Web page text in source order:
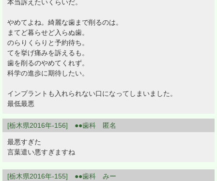
本当訴えたいくらいだ。
やめてよね。綺麗な歯まで削るのは。
まてど暮らせど入らぬ歯。
のらりくらりと予約待ち。
てを挙げ痛みを訴えるも。
歯を削るのやめてくれず。
科学の進歩に期待したい。
インプラントも入れられない口になってしまいました。
最低最悪
[栃木県2016年-156] ●●歯科 匿名
最悪すぎた
言葉遣い悪すぎますね
[栃木県2016年-155] ●●歯科 みー